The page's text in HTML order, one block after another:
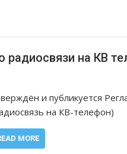
на КВ
и публикуется
на КВ-телефон)
MORE